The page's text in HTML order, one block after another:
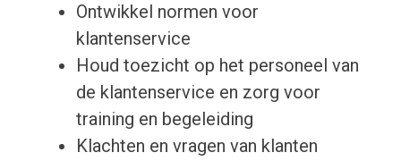
Ontwikkel normen voor
klantenservice
Houd toezicht op het personeel van
de klantenservice en zorg voor
training en begeleiding
Klachten en vragen van klanten